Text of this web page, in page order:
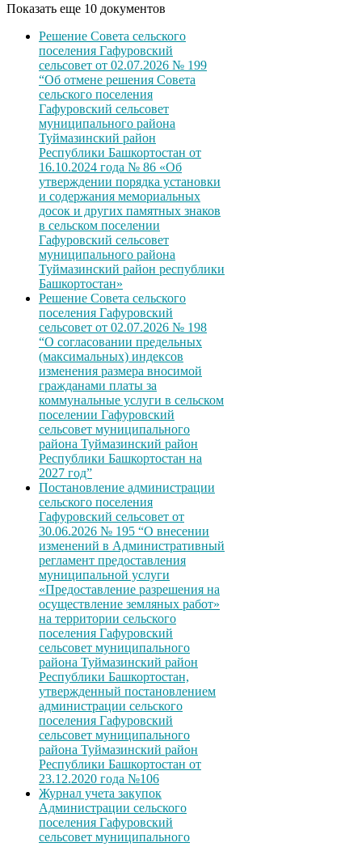
Показать еще 10 документов
Решение Совета сельского
поселения Гафуровский
сельсовет от 02.07.2026 № 199
“Об отмене решения Совета
сельского поселения
Гафуровский сельсовет
муниципального района
Туймазинский район
Республики Башкортостан от
16.10.2024 года № 86 «Об
утверждении порядка установки
и содержания мемориальных
досок и других памятных знаков
в сельском поселении
Гафуровский сельсовет
муниципального района
Туймазинский район республики
Башкортостан»
Решение Совета сельского
поселения Гафуровский
сельсовет от 02.07.2026 № 198
“О согласовании предельных
(максимальных) индексов
изменения размера вносимой
гражданами платы за
коммунальные услуги в сельском
поселении Гафуровский
сельсовет муниципального
района Туймазинский район
Республики Башкортостан на
2027 год”
Постановление администрации
сельского поселения
Гафуровский сельсовет от
30.06.2026 № 195 “О внесении
изменений в Административный
регламент предоставления
муниципальной услуги
«Предоставление разрешения на
осуществление земляных работ»
на территории сельского
поселения Гафуровский
сельсовет муниципального
района Туймазинский район
Республики Башкортостан,
утвержденный постановлением
администрации сельского
поселения Гафуровский
сельсовет муниципального
района Туймазинский район
Республики Башкортостан от
23.12.2020 года №106
Журнал учета закупок
Администрации сельского
поселения Гафуровский
сельсовет муниципального